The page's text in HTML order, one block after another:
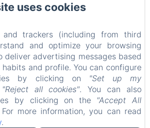
Access / Contact
Plan du site
Blog
Legal notice
EN FR DE
uses cookies
and trackers (including from third
and optimize your browsing
deliver advertising messages based
and profile. You can configure
by clicking on
"Set up my
"Reject all cookies". You can also
by clicking on the "Accept All
more information, you can read
.